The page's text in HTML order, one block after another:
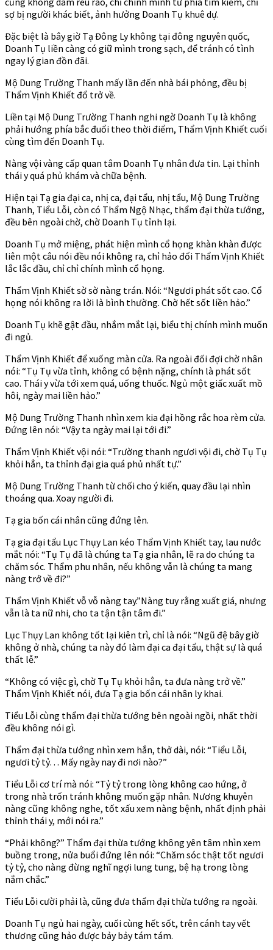
sợ bị người khác biết, ảnh hưởng Doanh Tụ khuê dự.
Đặc biệt là bây giờ Tạ Đông Ly không tại đông nguyên quốc,
Doanh Tụ liền càng có giữ mình trong sạch, để tránh có tình
ngay lý gian đồn đãi.
Mộ Dung Trường Thanh mấy lần đến nhà bái phỏng, đều bị
Thẩm Vịnh Khiết đổ trở về.
Liền tại Mộ Dung Trường Thanh nghi ngờ Doanh Tụ là không
phải hướng phía bắc đuổi theo thời điểm, Thẩm Vịnh Khiết cuối
cùng tìm đến Doanh Tụ.
Nàng vội vàng cấp quan tâm Doanh Tụ nhân đưa tin. Lại thỉnh
thái y quá phủ khám và chữa bệnh.
Hiện tại Tạ gia đại ca, nhị ca, đại tẩu, nhị tẩu, Mộ Dung Trường
Thanh, Tiểu Lỗi, còn có Thẩm Ngộ Nhạc, thẩm đại thừa tướng,
đều bên ngoài chờ, chờ Doanh Tụ tỉnh lại.
Doanh Tụ mở miệng, phát hiện mình cổ họng khàn khàn được
liên một câu nói đều nói không ra, chỉ hảo đối Thẩm Vịnh Khiết
lắc lắc đầu, chỉ chỉ chính mình cổ họng.
Thẩm Vịnh Khiết sờ sờ nàng trán. Nói: “Ngươi phát sốt cao. Cổ
họng nói không ra lời là bình thường. Chờ hết sốt liền hảo.”
Doanh Tụ khẽ gật đầu, nhắm mắt lại, biểu thị chính mình muốn
đi ngủ.
Thẩm Vịnh Khiết để xuống màn cửa. Ra ngoài đối đợi chờ nhân
nói: “Tụ Tụ vừa tỉnh, không có bệnh nặng, chính là phát sốt
cao. Thái y vừa tới xem quá, uống thuốc. Ngủ một giấc xuất mồ
hôi, ngày mai liền hảo.”
Mộ Dung Trường Thanh nhìn xem kia đại hồng rắc hoa rèm cửa.
Đứng lên nói: “Vậy ta ngày mai lại tới đi.”
Thẩm Vịnh Khiết vội nói: “Trường thanh ngươi vội đi, chờ Tụ Tụ
khỏi hẳn, ta thỉnh đại gia quá phủ nhất tự.”
Mộ Dung Trường Thanh từ chối cho ý kiến, quay đầu lại nhìn
thoáng qua. Xoay người đi.
Tạ gia bốn cái nhân cũng đứng lên.
Tạ gia đại tẩu Lục Thụy Lan kéo Thẩm Vịnh Khiết tay, lau nước
mắt nói: “Tụ Tụ đã là chúng ta Tạ gia nhân, lẽ ra do chúng ta
chăm sóc. Thẩm phu nhân, nếu không vẫn là chúng ta mang
nàng trở về đi?”
Thẩm Vịnh Khiết vỗ vỗ nàng tay.”Nàng tuy rằng xuất giá, nhưng
vẫn là ta nữ nhi, cho ta tận tận tâm đi.”
Lục Thụy Lan không tốt lại kiên trì, chỉ là nói: “Ngũ đệ bây giờ
không ở nhà, chúng ta này đó làm đại ca đại tẩu, thật sự là quá
thất lễ.”
“Không có việc gì, chờ Tụ Tụ khỏi hẳn, ta đưa nàng trở về.”
Thẩm Vịnh Khiết nói, đưa Tạ gia bốn cái nhân ly khai.
Tiểu Lỗi cùng thẩm đại thừa tướng bên ngoài ngồi, nhất thời
đều không nói gì.
Thẩm đại thừa tướng nhìn xem hắn, thở dài, nói: “Tiểu Lỗi,
ngươi tỷ tỷ. . . Mấy ngày nay đi nơi nào?”
Tiểu Lỗi cơ trí mà nói: “Tỷ tỷ trong lòng không cao hứng, ở
trong nhà trốn tránh không muốn gặp nhân. Nương khuyên
nàng cũng không nghe, tốt xấu xem nàng bệnh, nhất định phải
thỉnh thái y, mới nói ra.”
“Phải không?” Thẩm đại thừa tướng không yên tâm nhìn xem
buồng trong, nửa buổi đứng lên nói: “Chăm sóc thật tốt ngươi
tỷ tỷ, cho nàng đừng nghĩ ngợi lung tung, bệ hạ trong lòng
nắm chắc.”
Tiểu Lỗi cười phải là, cũng đưa thẩm đại thừa tướng ra ngoài.
Doanh Tụ ngủ hai ngày, cuối cùng hết sốt, trên cánh tay vết
thương cũng hảo được bảy bảy tám tám.